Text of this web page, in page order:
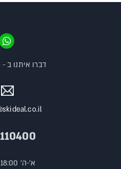
א'-ה' 09:00-18:00
דברו איתנו ב - Whatsapp